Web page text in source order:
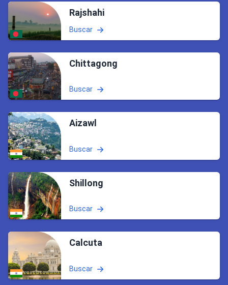
Rajshahi
Buscar
Chittagong
Buscar
Aizawl
Buscar
Shillong
Buscar
Calcuta
Buscar